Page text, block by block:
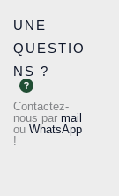
UNE
QUESTIO
NS ?
Contactez-
nous par mail
ou WhatsApp
!